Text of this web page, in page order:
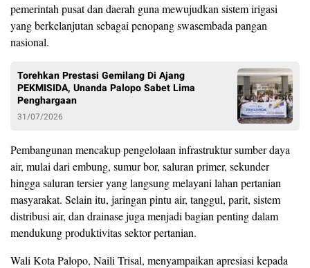
pemerintah pusat dan daerah guna mewujudkan sistem irigasi
yang berkelanjutan sebagai penopang swasembada pangan
nasional.
Torehkan Prestasi Gemilang Di Ajang
PEKMISIDA, Unanda Palopo Sabet Lima
Penghargaan
31/07/2026
Pembangunan mencakup pengelolaan infrastruktur sumber daya
air, mulai dari embung, sumur bor, saluran primer, sekunder
hingga saluran tersier yang langsung melayani lahan pertanian
masyarakat. Selain itu, jaringan pintu air, tanggul, parit, sistem
distribusi air, dan drainase juga menjadi bagian penting dalam
mendukung produktivitas sektor pertanian.
Wali Kota Palopo, Naili Trisal, menyampaikan apresiasi kepada